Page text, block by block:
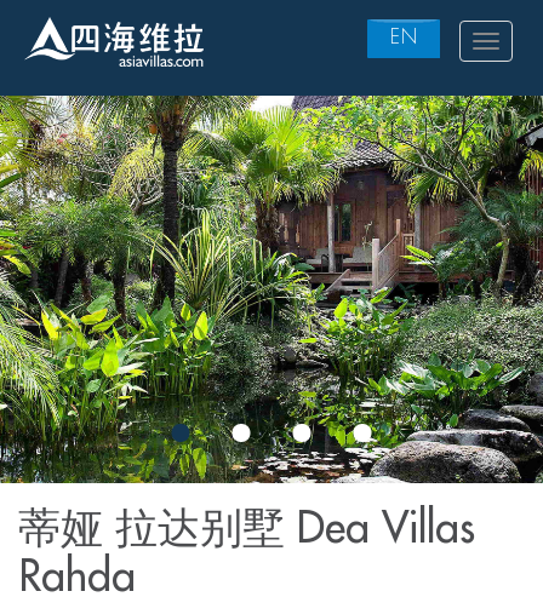
Skip
to
main
content
EN Toggle
蒂娅 拉达别墅 Dea Villas
Rahda